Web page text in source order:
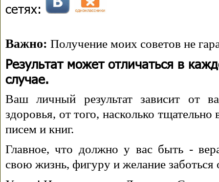
сетях:
Важно: Получение моих советов не
Результат может отличаться в
случае.
Ваш личный результат зависит от
здоровья, от того, насколько
писем и книг.
Главное, что должно у вас быть -
свою жизнь, фигуру и желание заботься